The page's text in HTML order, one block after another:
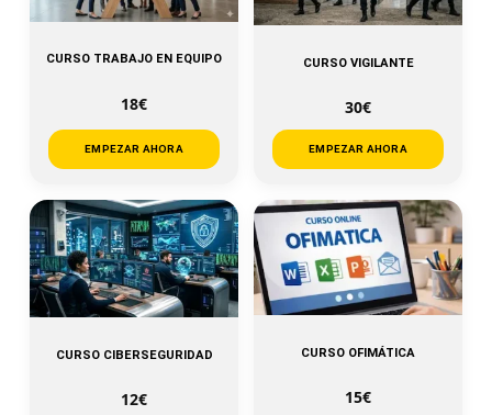
CURSO TRABAJO EN EQUIPO
18€
EMPEZAR AHORA
CURSO VIGILANTE
30€
EMPEZAR AHORA
CURSO CIBERSEGURIDAD
12€
CURSO OFIMÁTICA
15€